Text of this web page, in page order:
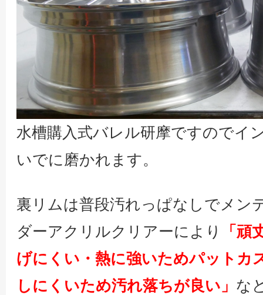
水槽購入式バレル研摩ですのでイ
いでに磨かれます。
裏リムは普段汚れっぱなしでメン
ダーアクリルクリアーにより
「頑
げにくい・熱に強いためパットカ
しにくいため汚れ落ちが良い」 な